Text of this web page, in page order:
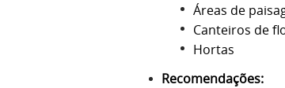
Áreas de
Canteiros de
Hortas
Recomendações: